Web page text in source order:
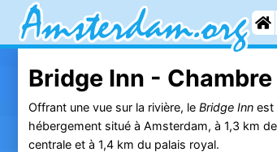
Bridge Inn -
Offrant une vue sur la rivière, le Bridge Innest
hébergement situé à Amsterdam, à 1,3 km
centrale et à 1,4 km du palais royal.